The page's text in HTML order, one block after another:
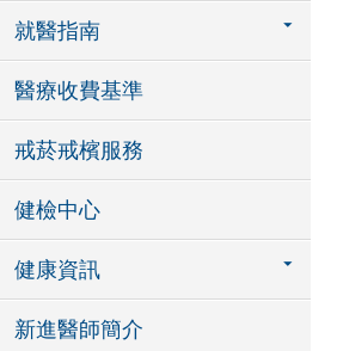
就醫指南
醫療收費基準
戒菸戒檳服務
健檢中心
健康資訊
新進醫師簡介